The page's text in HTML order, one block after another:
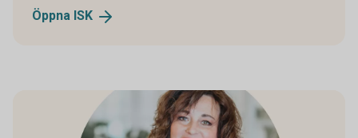
Öppna ISK